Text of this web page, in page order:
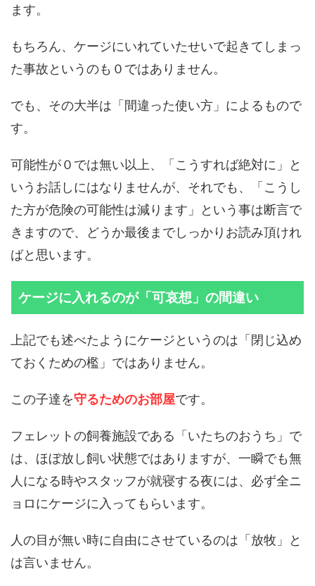
ます。
もちろん、ケージにいれていたせいで起きてしまっ
た事故というのも０ではありません。
でも、その大半は「間違った使い方」によるもので
す。
可能性が０では無い以上、「こうすれば絶対に」と
いうお話しにはなりませんが、それでも、「こうし
た方が危険の可能性は減ります」という事は断言で
きますので、どうか最後までしっかりお読み頂けれ
ばと思います。
ケージに入れるのが「可哀想」の間違い
上記でも述べたようにケージというのは「閉じ込め
ておくための檻」ではありません。
この子達を守るためのお部屋です。
フェレットの飼養施設である「いたちのおうち」で
は、ほぼ放し飼い状態ではありますが、一瞬でも無
人になる時やスタッフが就寝する夜には、必ず全ニ
ョロにケージに入ってもらいます。
人の目が無い時に自由にさせているのは「放牧」と
は言いません。